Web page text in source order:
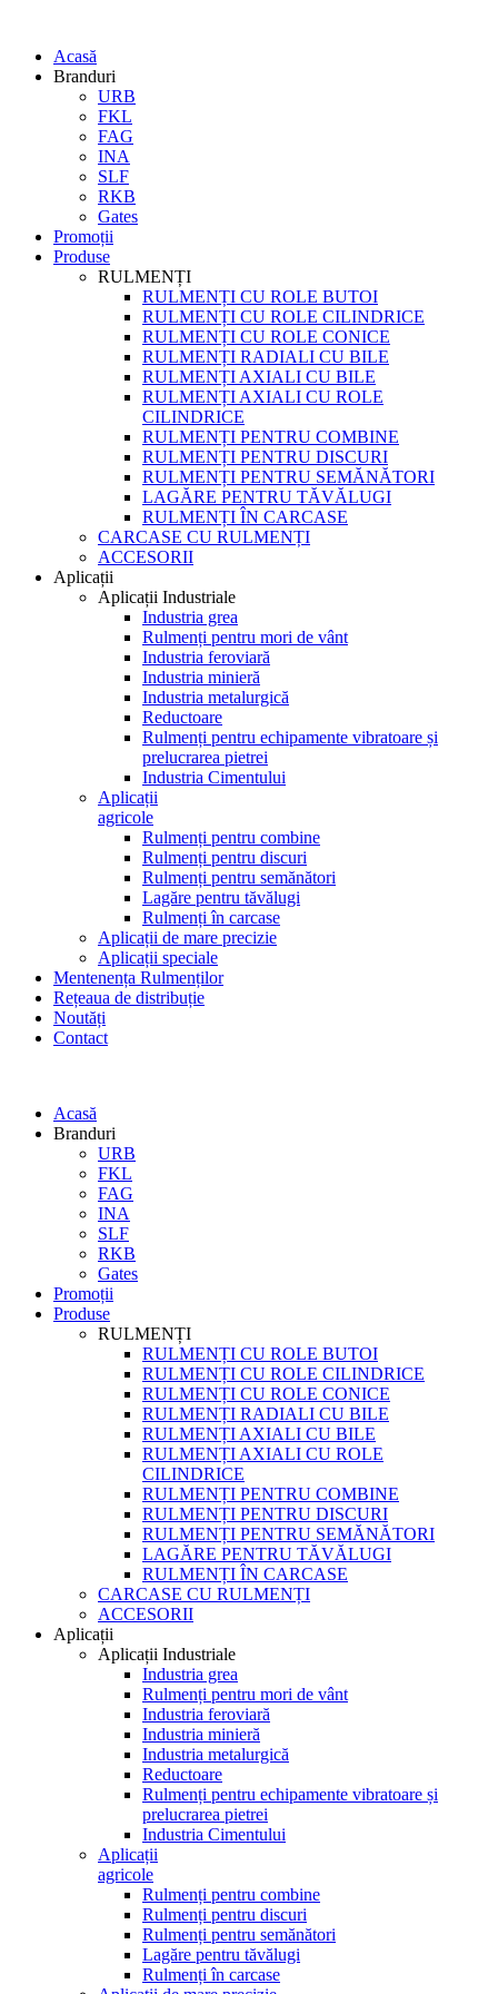
Acasă
Branduri
URB
FKL
FAG
INA
SLF
RKB
Gates
Promoții
Produse
RULMENȚI
RULMENȚI CU ROLE BUTOI
RULMENȚI CU ROLE CILINDRICE
RULMENȚI CU ROLE CONICE
RULMENȚI RADIALI CU BILE
RULMENȚI AXIALI CU BILE
RULMENȚI AXIALI CU ROLE
CILINDRICE
RULMENȚI PENTRU COMBINE
RULMENȚI PENTRU DISCURI
RULMENȚI PENTRU SEMĂNĂTORI
LAGĂRE PENTRU TĂVĂLUGI
RULMENȚI ÎN CARCASE
CARCASE CU RULMENȚI
ACCESORII
Aplicații
Aplicații Industriale
Industria grea
Rulmenți pentru mori de vânt
Industria feroviară
Industria minieră
Industria metalurgică
Reductoare
Rulmenți pentru echipamente vibratoare și
prelucrarea pietrei
Industria Cimentului
Aplicații
agricole
Rulmenți pentru combine
Rulmenți pentru discuri
Rulmenți pentru semănători
Lagăre pentru tăvălugi
Rulmenți în carcase
Aplicații de mare precizie
Aplicații speciale
Mentenența Rulmenților
Rețeaua de distribuție
Noutăți
Contact
Acasă
Branduri
URB
FKL
FAG
INA
SLF
RKB
Gates
Promoții
Produse
RULMENȚI
RULMENȚI CU ROLE BUTOI
RULMENȚI CU ROLE CILINDRICE
RULMENȚI CU ROLE CONICE
RULMENȚI RADIALI CU BILE
RULMENȚI AXIALI CU BILE
RULMENȚI AXIALI CU ROLE
CILINDRICE
RULMENȚI PENTRU COMBINE
RULMENȚI PENTRU DISCURI
RULMENȚI PENTRU SEMĂNĂTORI
LAGĂRE PENTRU TĂVĂLUGI
RULMENȚI ÎN CARCASE
CARCASE CU RULMENȚI
ACCESORII
Aplicații
Aplicații Industriale
Industria grea
Rulmenți pentru mori de vânt
Industria feroviară
Industria minieră
Industria metalurgică
Reductoare
Rulmenți pentru echipamente vibratoare și
prelucrarea pietrei
Industria Cimentului
Aplicații
agricole
Rulmenți pentru combine
Rulmenți pentru discuri
Rulmenți pentru semănători
Lagăre pentru tăvălugi
Rulmenți în carcase